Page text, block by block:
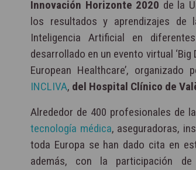
Innovación Horizonte 2020 de la
los resultados y aprendizajes
Inteligencia Artificial en
desarrollado en un evento virtual
European Healthcare’,
INCLIVA, del Hospital Clínico de
Alrededor de 400 profesionales de
tecnología médica, aseguradoras,
toda Europa se han dado cita en
además, con la participación